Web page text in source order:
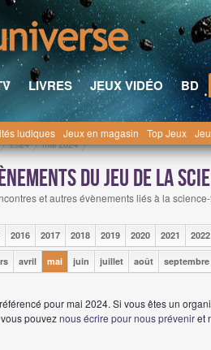
LIVRES JEUX VIDÉO BD
ludiques Jeux en magasin Top Jeux
2024 mai 2024
du jeu de la
et autres évènements liés à la
2016 2017 2018 2019 2020 2021 2022
avril mai juin juillet août septembre
pour mai 2024. Si vous êtes un
pouveznous écrire pour nous préveniret